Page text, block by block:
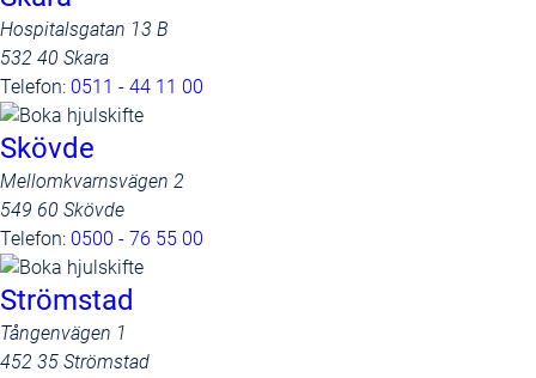
Hospitalsgatan 13 B
532 40 Skara
Telefon: 0511 - 44 11 00
Skövde
Mellomkvarnsvägen 2
549 60 Skövde
Telefon: 0500 - 76 55 00
Strömstad
Tångenvägen 1
452 35 Strömstad